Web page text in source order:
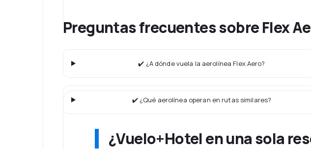
Preguntas frecuentes sobre Flex
✔️ ¿A dónde vuela la aerolínea Flex Aero?
✔️ ¿Qué aerolínea operan en rutas similares?
¿Vuelo+Hotel en una sola